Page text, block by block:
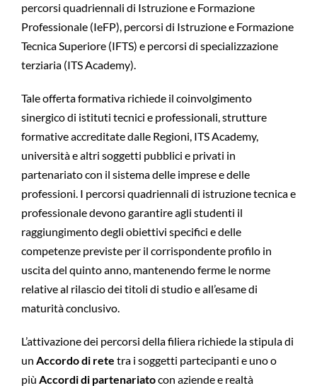
percorsi quadriennali di Istruzione e Formazione
Professionale (IeFP), percorsi di Istruzione e Formazione
Tecnica Superiore (IFTS) e percorsi di specializzazione
terziaria (ITS Academy).
Tale offerta formativa richiede il coinvolgimento
sinergico di istituti tecnici e professionali, strutture
formative accreditate dalle Regioni, ITS Academy,
università e altri soggetti pubblici e privati in
partenariato con il sistema delle imprese e delle
professioni. I percorsi quadriennali di istruzione tecnica e
professionale devono garantire agli studenti il
raggiungimento degli obiettivi specifici e delle
competenze previste per il corrispondente profilo in
uscita del quinto anno, mantenendo ferme le norme
relative al rilascio dei titoli di studio e all’esame di
maturità conclusivo.
L’attivazione dei percorsi della filiera richiede la stipula di
un Accordo di rete tra i soggetti partecipanti e uno o
più Accordi di partenariatocon aziende e realtà